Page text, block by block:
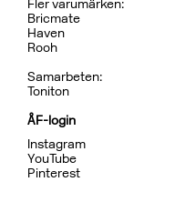
Dusch
BOX7268 ED2 Black Chrome
CR MB